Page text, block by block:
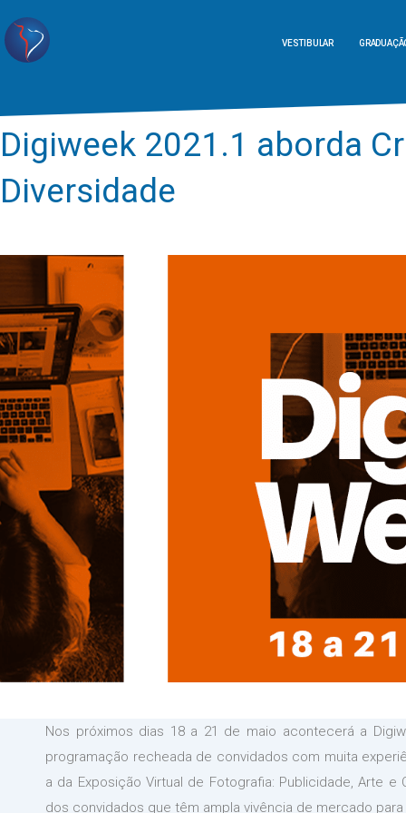
VESTIBULAR
Digiweek 2021.1 aborda
Diversidade
Nos próximos dias 18 a 21 de maio acontecerá a
programação recheada de convidados com muita
a da Exposição Virtual de Fotografia: Publicidade, Arte
dos convidados que têm ampla vivência de mercado